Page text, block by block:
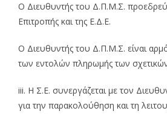
Ο Διευθυντής του Δ.Π.Μ.Σ.
Επιτροπής και της Ε.Δ.Ε.
Ο Διευθυντής του Δ.Π.Μ.Σ. είναι
των εντολών πληρωμής των
iii. Η Σ.Ε. συνεργάζεται με τον
για την παρακολούθηση και τη